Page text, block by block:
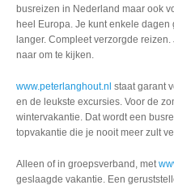
busreizen in Nederland maar ook
heel Europa. Je kunt enkele dagen
langer. Compleet verzorgde
naar om te kijken.
www.peterlanghout.nl staat garant
en de leukste excursies. Voor de
wintervakantie. Dat wordt een
topvakantie die je nooit meer zult
Alleen of in groepsverband, met
geslaagde vakantie. Een